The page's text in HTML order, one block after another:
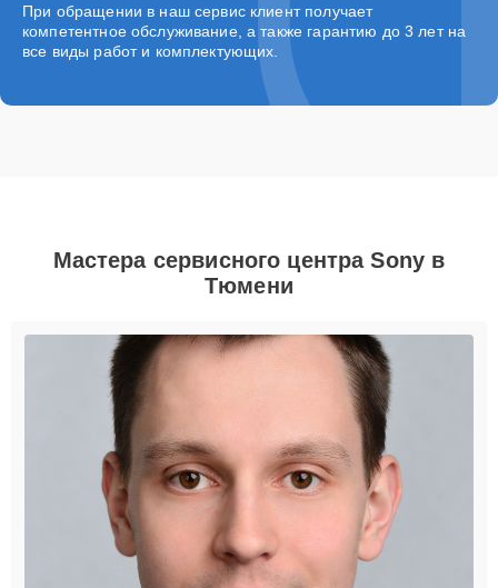
При обращении в наш сервис клиент получает
компетентное обслуживание, а также гарантию до 3 лет на
все виды работ и комплектующих.
Мастера сервисного центра Sony в
Тюмени